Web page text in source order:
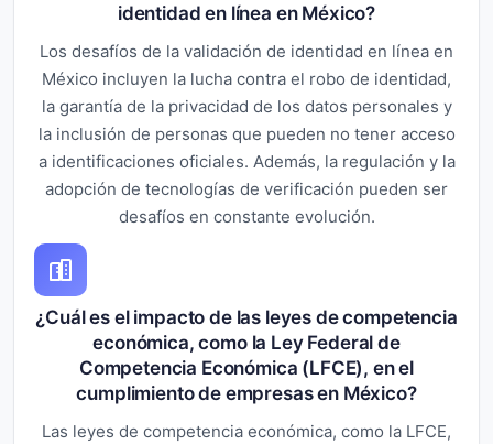
identidad en línea en México?
Los desafíos de la validación de identidad en línea en
México incluyen la lucha contra el robo de identidad,
la garantía de la privacidad de los datos personales y
la inclusión de personas que pueden no tener acceso
a identificaciones oficiales. Además, la regulación y la
adopción de tecnologías de verificación pueden ser
desafíos en constante evolución.
¿Cuál es el impacto de las leyes de competencia
económica, como la Ley Federal de
Competencia Económica (LFCE), en el
cumplimiento de empresas en México?
Las leyes de competencia económica, como la LFCE,